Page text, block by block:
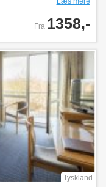
Fra 1358,-
Tyskland